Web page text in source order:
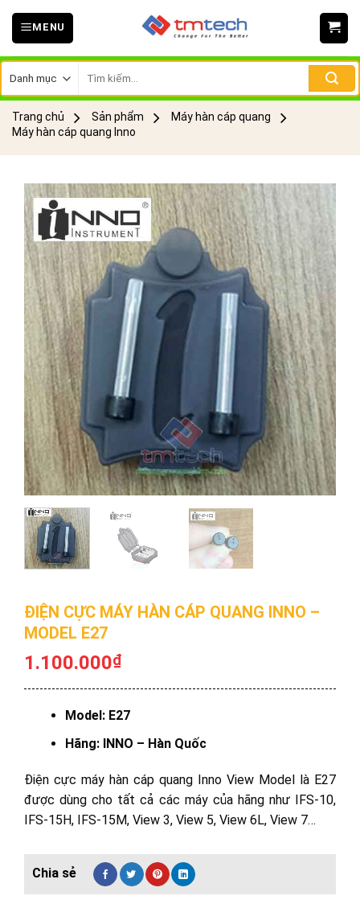
Skip
MENU
kiếm:
Trang chủ Sản phẩm
Máy hàn cáp quang
Máy hàn cáp quang Inno
ĐIỆN CỰC MÁY HÀN CÁP QUANG INNO –
MODEL E27
1.100.000₫
Model: E27
Hãng: INNO – Hàn Quốc
Điện cực máy hàn cáp quang Inno View Model là E27
được dùng cho tất cả các máy của hãng như IFS-10,
IFS-15H, IFS-15M, View 3, View 5, View 6L, View 7…